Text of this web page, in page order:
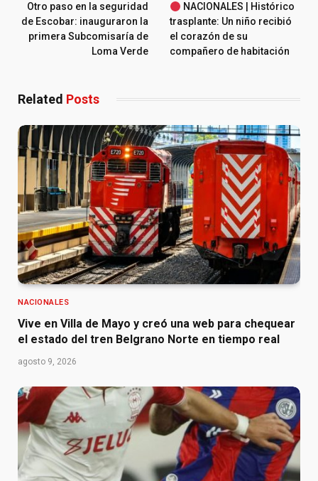
Otro paso en la seguridad
de Escobar: inauguraron la
primera Subcomisaría de
Loma Verde
NACIONALES | Histórico
trasplante: Un niño recibió
el corazón de su
compañero de habitación
Related Posts
NACIONALES
Vive en Villa de Mayo y creó una web para chequear
el estado del tren Belgrano Norte en tiempo real
agosto 9, 2026